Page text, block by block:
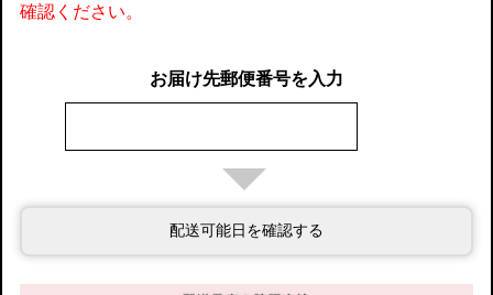
確認ください。
お届け先郵便番号を入力
配送可能日を確認する